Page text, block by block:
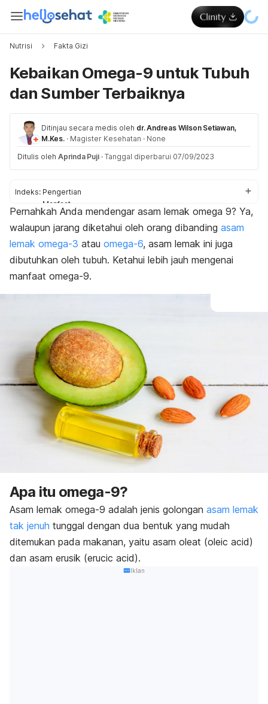
Nutrisi Fakta Gizi
Kebaikan Omega-9 untuk Tubuh
dan Sumber Terbaiknya
Ditinjau secara medis oleh dr. Andreas Wilson Setiawan,
M.Kes. · Magister Kesehatan · None
Ditulis oleh Aprinda Puji · Tanggal diperbarui 07/09/2023
Indeks: Pengertian
Manfaat
Sumber
Jumlah yang dianjurkan
Pernahkah Anda mendengar asam lemak omega 9? Ya,
walaupun jarang diketahui oleh orang dibanding asam
lemak omega-3 atau omega-6, asam lemak ini juga
dibutuhkan oleh tubuh. Ketahui lebih jauh mengenai
manfaat omega-9.
Apa itu omega-9?
Asam lemak omega-9 adalah jenis golongan asam lemak
tak jenuh tunggal dengan dua bentuk yang mudah
ditemukan pada makanan, yaitu asam oleat (oleic acid)
dan asam erusik (erucic acid).
Iklan